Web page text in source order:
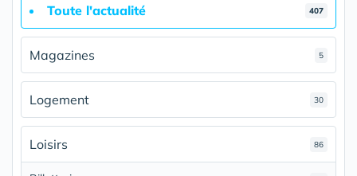
Toute l'actualité 407
Magazines 5
Logement 30
Loisirs 86